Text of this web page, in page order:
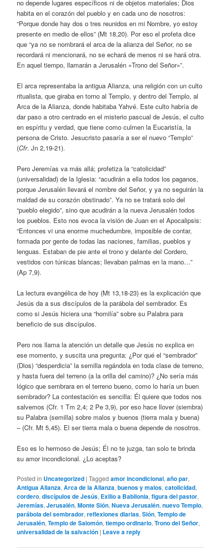
no depende lugares específicos ni de objetos materiales; Dios
habita en el corazón del pueblo y en cada uno de nosotros:
“Porque donde hay dos o tres reunidos en mi Nombre, yo estoy
presente en medio de ellos” (Mt 18,20). Por eso el profeta dice
que “ya no se nombrará el arca de la alianza del Señor, no se
recordará ni mencionará, no se echará de menos ni se hará otra.
En aquel tiempo, llamarán a Jerusalén «Trono del Señor»”.
El arca representaba la antigua Alianza, una religión con un culto
ritualista, que giraba en torno al Templo, y dentro del Templo, al
Arca de la Alianza, donde habitaba Yahvé. Este culto habría de
dar paso a otro centrado en el misterio pascual de Jesús, el culto
en espíritu y verdad, que tiene como culmen la Eucaristía, la
persona de Cristo. Jesucristo pasaría a ser el nuevo “Templo”
(Cfr. Jn 2,19-21).
Pero Jeremías va más allá; profetiza la “catolicidad”
(universalidad) de la Iglesia: “acudirán a ella todos los paganos,
porque Jerusalén llevará el nombre del Señor, y ya no seguirán la
maldad de su corazón obstinado”. Ya no se tratará solo del
“pueblo elegido”, sino que acudirán a la nueva Jerusalén todos
los pueblos. Esto nos evoca la visión de Juan en el Apocalipsis:
“Entonces vi una enorme muchedumbre, imposible de contar,
formada por gente de todas las naciones, familias, pueblos y
lenguas. Estaban de pie ante el trono y delante del Cordero,
vestidos con túnicas blancas; llevaban palmas en la mano…”
(Ap 7,9).
La lectura evangélica de hoy (Mt 13,18-23) es la explicación que
Jesús da a sus discípulos de la parábola del sembrador. Es
como si Jesús hiciera una “homilía” sobre su Palabra para
beneficio de sus discípulos.
Pero nos llama la atención un detalle que Jesús no explica en
ese momento, y suscita una pregunta: ¿Por qué el “sembrador”
(Dios) “desperdicia” la semilla regándola en toda clase de terreno,
y hasta fuera del terreno (a la orilla del camino)? ¿No sería más
lógico que sembrara en el terreno bueno, como lo haría un buen
sembrador? La contestación es sencilla: Él quiere que todos nos
salvemos (Cfr. 1 Tm 2,4; 2 Pe 3,9), por eso hace llover (siembra)
su Palabra (semilla) sobre malos y buenos (tierra mala y buena)
– (Cfr. Mt 5,45). El ser tierra mala o buena depende de nosotros.
Eso es lo hermoso de Jesús; Él no te juzga, tan solo te brinda
su amor incondicional. ¿Lo aceptas?
Posted in Uncategorized |Tagged amor incondicional,año par,
Antigua Alianza,Arca de la Alianza,buenos y malos,catolicidad,
cordero,discípulos de Jesús, Exilio a Babilonia,figura del pastor,
Jeremías,Jerusalén,Monte Sión,Nueva Jerusalén,nuevo Templo,
parábola del sembrador,reflexiones diarias,Sión,Templo de
Jerusalén,Templo de Salomón,tiempo ordinario,Trono del Señor,
universalidad de la salvación | Leave a reply